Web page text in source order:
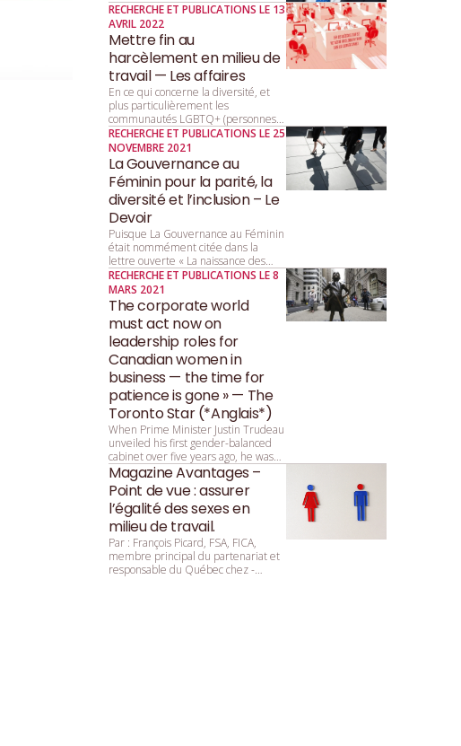
femmes et les hommes dans tous les
secteurs de la société.
RECHERCHE ET PUBLICATIONS LE 13
AVRIL 2022
Mettre fin au
harcèlement en milieu de
travail — Les affaires
En ce qui concerne la diversité, et
plus particulièrement les
communautés LGBTQ+ (personnes
lesbiennes, gaies, bisexuelles, trans,
queers, et autres personnes de la
diversité sexuelle et de genre), on a
d’abord beaucoup parlé de
tolérance, puis d’acceptation, et l’on
parle désormais d’inclusion.
RECHERCHE ET PUBLICATIONS LE 25
NOVEMBRE 2021
La Gouvernance au
Féminin pour la parité, la
diversité et l’inclusion – Le
Devoir
Puisque La Gouvernance au Féminin
était nommément citée dans la
lettre ouverte « La naissance des
“Girls Clubs” », publiée dans la
rubrique Libre opinion le 22 octobre,
nous estimons important de
répondre à certaines des idées
avancées par l’autrice, afin que notre
organisme et son mandat soient bien
compris.
RECHERCHE ET PUBLICATIONS LE 8
MARS 2021
The corporate world
must act now on
leadership roles for
Canadian women in
business — the time for
patience is gone » — The
Toronto Star (*Anglais*)
When Prime Minister Justin Trudeau
unveiled his first gender-balanced
cabinet over five years ago, he was
asked by reporters why that parity
was so important. He replied:
“Because it’s 2015.”
Magazine Avantages –
Point de vue : assurer
l’égalité des sexes en
milieu de travail.
Par : François ­Picard, ­FSA, ­FICA,
membre principal du partenariat et
responsable du Québec chez ­